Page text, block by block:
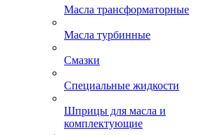
Масла трансформаторные
Масла турбинные
Смазки
Специальные жидкости
Шприцы для масла и
комплектующие